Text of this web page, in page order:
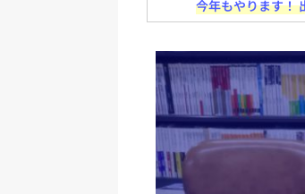
[ 2026年7月
刊出版ニュ
[ 2026年8月
日刊出
今年もやります！